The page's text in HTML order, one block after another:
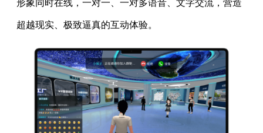
形象同时在线，一对一、一对多语音、文字交流，营造
超越现实、极致逼真的互动体验。